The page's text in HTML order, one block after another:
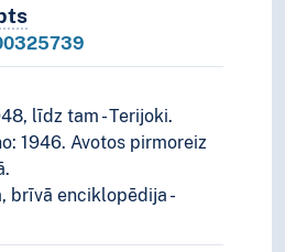
Plašāks koncepts
līdz tam - Terijoki.
1946. Avotos pirmoreiz
brīvā enciklopēdija -